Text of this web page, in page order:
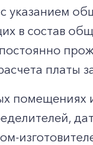
указанием
в состав
платы